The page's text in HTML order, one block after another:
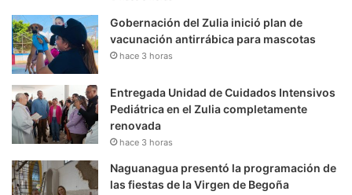
Gobernación del Zulia inició plan de
vacunación antirrábica para mascotas
hace 3 horas
Entregada Unidad de Cuidados Intensivos
Pediátrica en el Zulia completamente
renovada
hace 3 horas
Naguanagua presentó la programación de
las fiestas de la Virgen de Begoña